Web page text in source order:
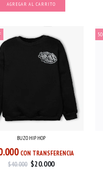
AGREGAR AL CARRITO
BUZO HIP HOP
CON TRANSFERENCIA
$40.000 $20.000
50